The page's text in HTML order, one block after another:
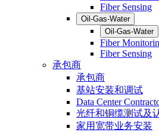
Fiber Sensing
Oil-Gas-Water
Oil-Gas-Water
Fiber
Fiber Sensing
承包商
承包商
基站安装和调试
Data Center
光纤和铜缆测试及
家用宽带业务安装